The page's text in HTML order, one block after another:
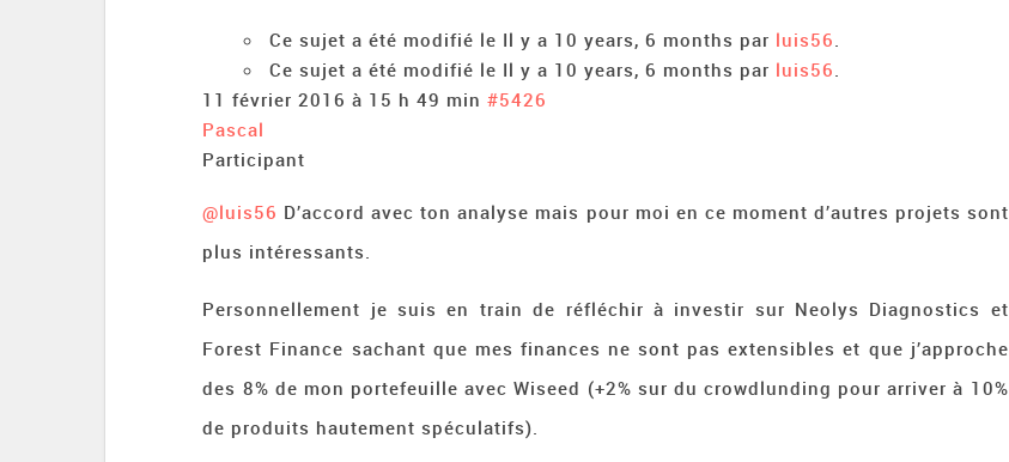
Ce sujet a été modifié le Il y a 10 years, 6 months par luis56.
Ce sujet a été modifié le Il y a 10 years, 6 months par luis56.
11 février 2016 à 15 h 49 min #5426
Pascal
Participant
@luis56 D’accord avec ton analyse mais pour moi en ce moment d’autres projets sont
plus intéressants.
Personnellement je suis en train de réfléchir à investir sur Neolys Diagnostics et
Forest Finance sachant que mes finances ne sont pas extensibles et que j’approche
des 8% de mon portefeuille avec Wiseed (+2% sur du crowdlunding pour arriver à 10%
de produits hautement spéculatifs).